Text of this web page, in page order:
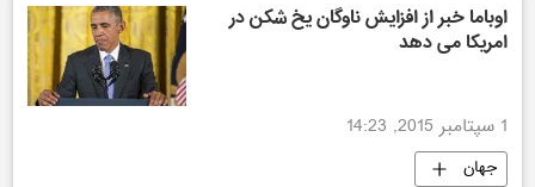
اوباما خبر از افزایش ناوگان یخ شکن در
امریکا می دهد
1 سپتامبر 2015, 14:23
جهان